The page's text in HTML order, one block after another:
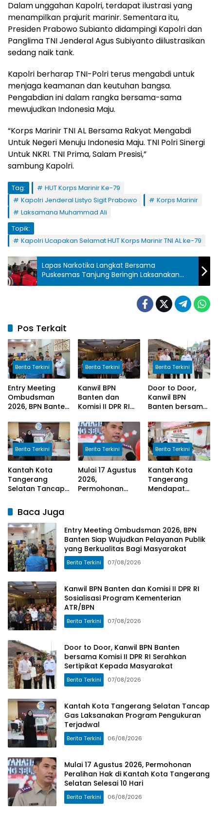
Dalam unggahan Kapolri, terdapat ilustrasi yang
menampilkan prajurit marinir. Sementara itu,
Presiden Prabowo Subianto didampingi Kapolri dan
Panglima TNI Jenderal Agus Subiyanto diilustrasikan
sedang naik tank.
Kapolri berharap TNI-Polri terus mengabdi untuk
menjaga keamanan dan keutuhan bangsa.
Pengabdian ini dalam rangka bersama-sama
mewujudkan Indonesia Maju.
“Korps Marinir TNI AL Bersama Rakyat Mengabdi
Untuk Negeri Menuju Indonesia Maju. TNI Polri Sinergi
Untuk NKRI. TNI Prima, Salam Presisi,”
sambung Kapolri.
Tag:
HUT Korps Marinir Ke-79
Kapolri Jenderal Listyo Sigit Prabowo
Korps Marinir
Laksamana Muhammad Ali
Topik:
Kapolri Ucapakan Selamat HUT Korps Marinir TNI AL ke-79
Lapas Narkotika Langkat Bersama
Puskesmas Tanjung Beringin Laksanakan
Pengobatan dan Pemeriksaan Kesehatan
Pos Terkait
Berita Terkini
Entry Meeting
Ombudsman
2026, BPN Banten
Pelayanan Publik
yang Berkualitas
Bagi Masyarakat
Berita Terkini
Kanwil BPN
Banten dan
Komisi II DPR RI
Program
Kementerian
ATR/BPN
Berita Terkini
Door to Door,
Kanwil BPN
Banten bersama
Serahkan
Sertipikat
Kepada
Masyarakat
Berita Terkini
Kantah Kota
Tangerang
Selatan Tancap
Program
Pengukuran
Terjadwal
Berita Terkini
Mulai 17 Agustus
2026,
Permohonan
Selatan Selesai
10 Hari
Berita Terkini
Kantah Kota
Tangerang
Mendapat
Program
Pengukuran
Terjadwal
Baca Juga
Entry Meeting Ombudsman 2026, BPN
Banten Siap Wujudkan Pelayanan Publik
yang Berkualitas Bagi Masyarakat
Berita Terkini 07/08/2026
Kanwil BPN Banten dan Komisi II DPR RI
Sosialisasi Program Kementerian
ATR/BPN
Berita Terkini 07/08/2026
Door to Door, Kanwil BPN Banten
bersama Komisi II DPR RI Serahkan
Sertipikat Kepada Masyarakat
Berita Terkini 07/08/2026
Kantah Kota Tangerang Selatan Tancap
Gas Laksanakan Program Pengukuran
Terjadwal
Berita Terkini 06/08/2026
Mulai 17 Agustus 2026, Permohonan
Peralihan Hak di Kantah Kota Tangerang
Selatan Selesai 10 Hari
Berita Terkini 06/08/2026